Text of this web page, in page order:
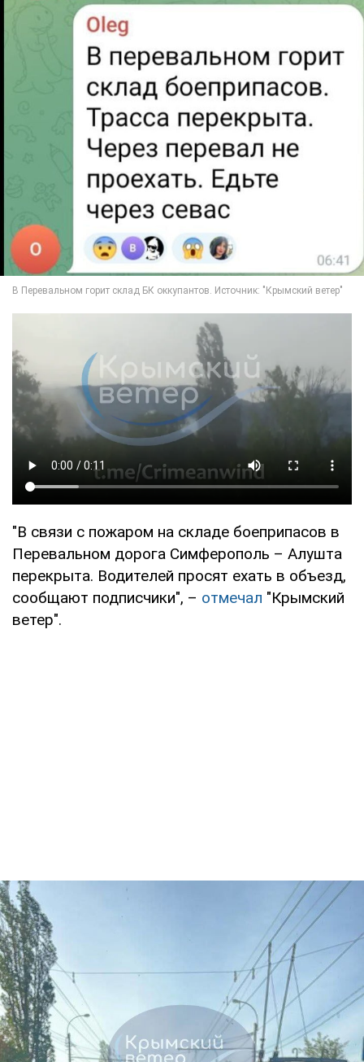
"В связи с пожаром на складе боеприпасов в
Перевальном дорога Симферополь – Алушта
перекрыта. Водителей просят ехать в объезд,
сообщают подписчики", – отмечал "Крымский
ветер".